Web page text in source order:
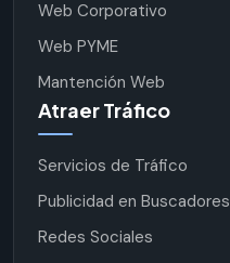
Web Corporativo
Web PYME
Mantención Web
Atraer Tráfico
Servicios de Tráfico
Publicidad en Buscadores
Redes Sociales